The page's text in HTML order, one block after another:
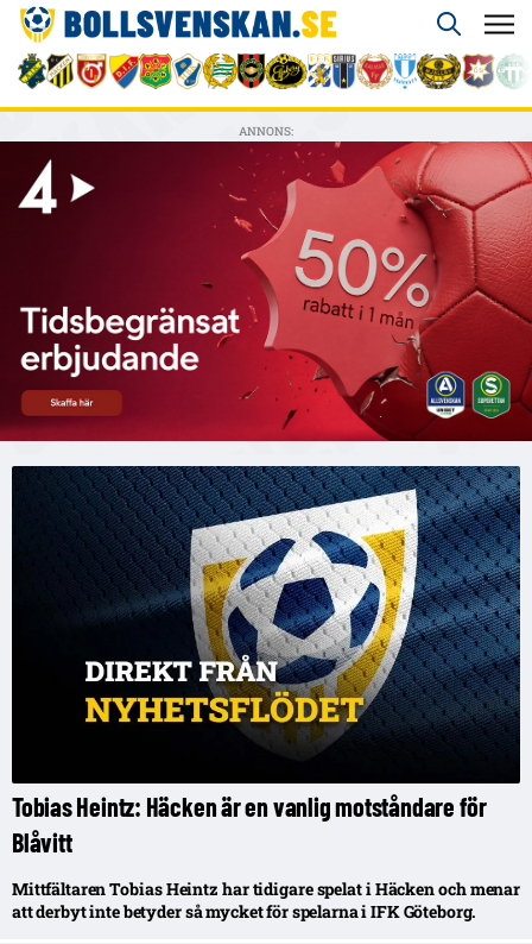
ANNONS:
Tobias Heintz: Häcken är en vanlig motståndare för
Blåvitt
Mittfältaren Tobias Heintz har tidigare spelat i Häcken och menar
att derbyt inte betyder så mycket för spelarna i IFK Göteborg.